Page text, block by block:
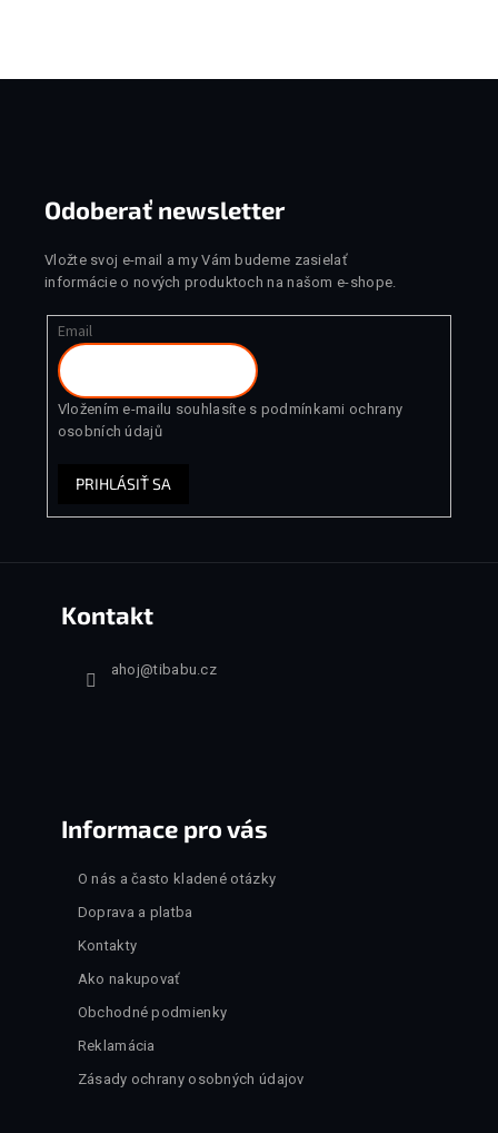
Odoberať newsletter
Vložte svoj e-mail a my Vám budeme zasielať
informácie o nových produktoch na našom e-shope.
Email
Vložením e-mailu souhlasíte s podmínkami ochrany
osobních údajů
PRIHLÁSIŤ SA
Kontakt
ahoj@tibabu.cz
Informace pro vás
O nás a často kladené otázky
Doprava a platba
Kontakty
Ako nakupovať
Obchodné podmienky
Reklamácia
Zásady ochrany osobných údajov